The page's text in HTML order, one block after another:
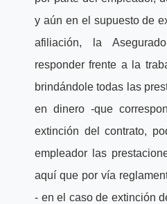
y aún en el supuesto de
afiliación, la
responder frente a la
brindándole todas las
en dinero -que
extinción del contrato,
empleador las
aquí que por vía
- en el caso de extinción